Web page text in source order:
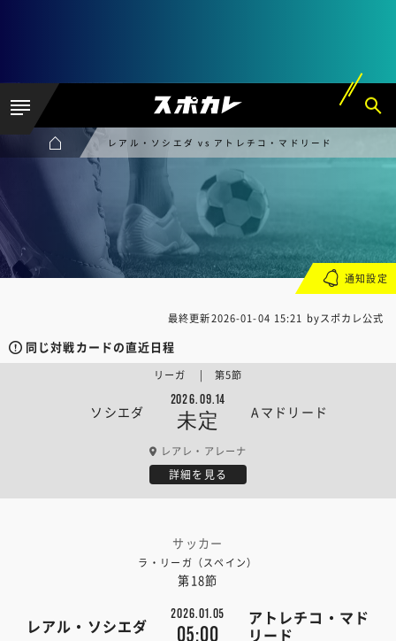
レアル・ソシエダ vs アトレチコ・マドリード
最終更新2026-01-04 15:21 byスポカレ公式
同じ対戦カードの直近日程
ソシエダ
2026.09.14
未定 Aマドリード
リーガ | 第5節
レアレ・アレーナ
詳細を見る
サッカー
ラ・リーガ（スペイン）
第18節
レアル・ソシエダ
2026.01.05
05:00
アトレチコ・マド
リード
通知設定